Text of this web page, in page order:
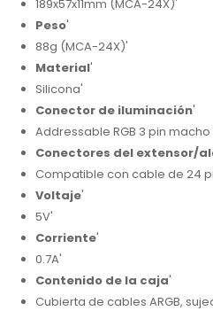
189x57x11mm (MCA-24X)'
Peso'
88g (MCA-24X)'
Material'
Silicona'
Conector de iluminación'
Addressable RGB 3 pin
Conectores del extensor/
Compatible con cable de 24
Voltaje'
5V'
Corriente'
0.7A'
Contenido de la caja'
Cubierta de cables ARGB,